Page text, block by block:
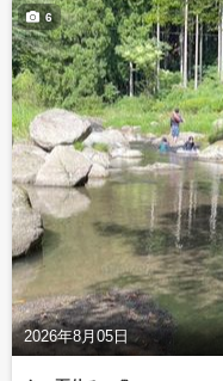
2026年8月05日
6